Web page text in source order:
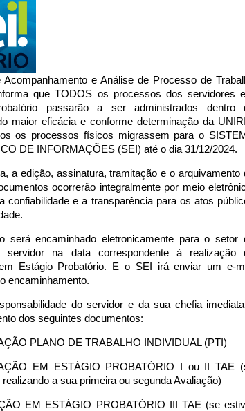
e Análise de Processo de
que TODOS os processos dos servidores
passarão a ser administrados dentro
maior eficácia e conforme determinação da
os processos físicos migrassem para o
DE INFORMAÇÕES (SEI) até o dia 31/12/2024.
a edição, assinatura, tramitação e o arquivamento
ocorrerão integralmente por meio
confiabilidade e a transparência para os atos
será encaminhado eletronicamente para o setor
servidor na data correspondente à realização
Estágio Probatório. E o SEI irá enviar um e-
encaminhamento.
do servidor e da sua chefia
dos seguintes documentos:
PLANO DE TRABALHO INDIVIDUAL (PTI)
EM ESTÁGIO PROBATÓRIO I ou II TAE
a sua primeira ou segunda Avaliação)
EM ESTÁGIO PROBATÓRIO III TAE (se